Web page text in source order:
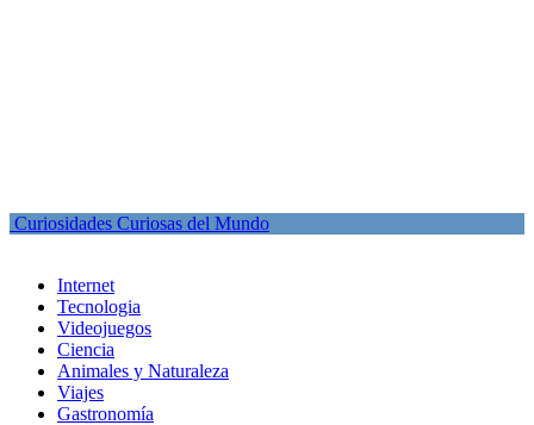
Curiosidades Curiosas del Mundo
Internet
Tecnologia
Videojuegos
Ciencia
Animales y Naturaleza
Viajes
Gastronomía